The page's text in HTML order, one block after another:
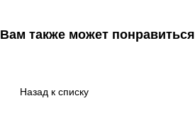
Вам также может понравиться
Назад к списку